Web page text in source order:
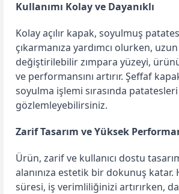
Kullanımı Kolay ve Dayanıklı
Kolay açılır kapak, soyulmuş
çıkarmanıza yardımcı olurken,
değiştirilebilir zımpara yüzeyi,
ve performansını artırır. Şeffaf
soyulma işlemi sırasında patatesleri
gözlemleyebilirsiniz.
Zarif Tasarım ve Yüksek
Ürün, zarif ve kullanıcı dostu
alanınıza estetik bir dokunuş katar.
süresi, iş verimliliğinizi artırırken,